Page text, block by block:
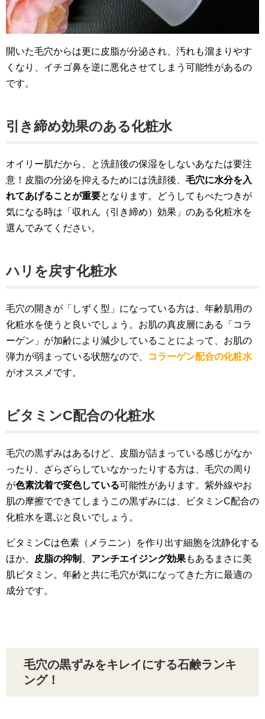
開いた毛穴からは更に皮脂が分泌され、汚れも溜まりやす
くなり、イチゴ鼻を逆に悪化させてしまう可能性があるの
です。
引き締め効果のある化粧水
オイリー肌だから、と洗顔後の保湿をしないあなたは要注
意！皮脂の分泌を抑えるためには洗顔後、 毛穴に水分を入
れてあげることが重要となります。どうしてもべたつきが
気になる時は「収れん（引き締め）効果」のある化粧水を
選んでみてください。
ハリを戻す化粧水
毛穴の開きが「しずく型」になっている方は、年齢肌用の
化粧水を使うと良いでしょう。お肌の真皮層にある「コラ
ーゲン」が加齢により減少していることによって、お肌の
弾力が弱まっている状態なので、
コラーゲン配合の化粧水
がオススメです。
ビタミンC配合の化粧水
毛穴の黒ずみはあるけど、皮脂が詰まっている感じがなか
ったり、ざらざらしていなかったりする方は、毛穴の周り
が色素沈着で変色している可能性があります。紫外線やお
肌の摩擦でできてしまうこの黒ずみには、ビタミンC配合の
化粧水を選ぶと良いでしょう。
ビタミンCは色素（メラニン）を作り出す細胞を沈静化する
ほか、
皮脂の抑制 アンチエイジング効果もあるまさに美
肌ビタミン。年齢と共に毛穴が気になってきた方に最適の
成分です。
毛穴の黒ずみをキレイにする石鹸ランキ
ング！